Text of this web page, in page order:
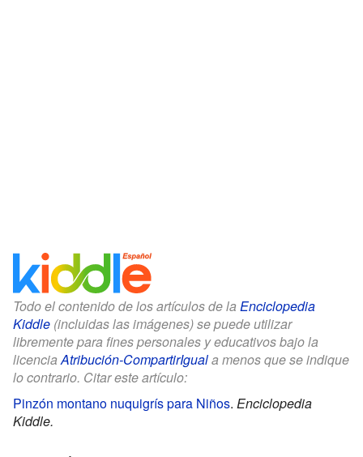
Todo el contenido de los artículos de la Enciclopedia
Kiddle (incluidas las imágenes) se puede utilizar
libremente para fines personales y educativos bajo la
licenciaAtribución-CompartirIguala menos que se indique
lo contrario. Citar este artículo:
Pinzón montano nuquigrís para Niños. Enciclopedia
Kiddle.